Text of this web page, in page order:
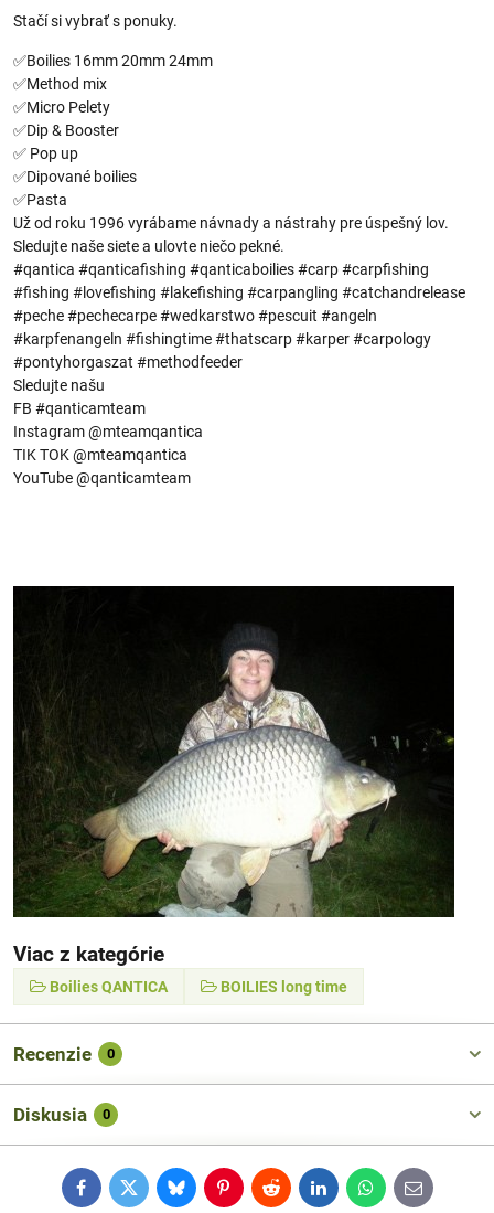
Stačí si vybrať s ponuky.
✅️Boilies 16mm 20mm 24mm
✅️Method mix
✅️Micro Pelety
✅️Dip & Booster
✅️ Pop up
✅️Dipované boilies
✅️Pasta
Už od roku 1996 vyrábame návnady a nástrahy pre úspešný lov.
Sledujte naše siete a ulovte niečo pekné.
#qantica #qanticafishing #qanticaboilies #carp #carpfishing
#fishing #lovefishing #lakefishing #carpangling #catchandrelease
#peche #pechecarpe #wedkarstwo #pescuit #angeln
#karpfenangeln #fishingtime #thatscarp #karper #carpology
#pontyhorgaszat #methodfeeder
Sledujte našu
FB #qanticamteam
Instagram @mteamqantica
TIK TOK @mteamqantica
YouTube @qanticamteam
Viac z kategórie
Boilies QANTICA BOILIES long time
Recenzie 0
Diskusia 0
FacebookTwitterBlueskyPinterestRedditLinkedInWhatsApp
E-
mail